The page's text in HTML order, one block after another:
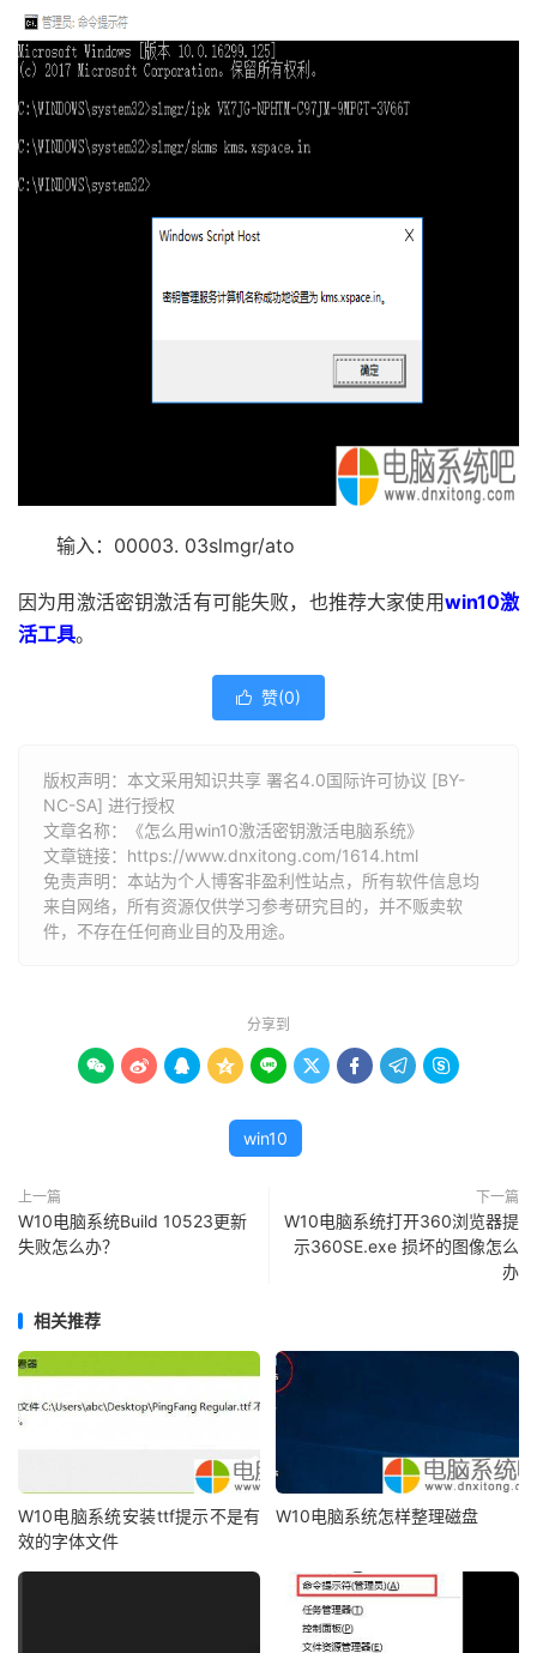
输入：00003. 03slmgr/ato
因为用激活密钥激活有可能失败，也推荐大家使用win10激
活工具。
 赞(0)
版权声明：本文采用知识共享 署名4.0国际许可协议 [BY-
NC-SA] 进行授权
文章名称：《怎么用win10激活密钥激活电脑系统》
文章链接： https://www.dnxitong.com/1614.html
免责声明：本站为个人博客非盈利性站点，所有软件信息均
来自网络，所有资源仅供学习参考研究目的，并不贩卖软
件，不存在任何商业目的及用途。
分享到
        
win10
上一篇
W10电脑系统Build 10523更新
失败怎么办？
下一篇
W10电脑系统打开360浏览器提
示360SE.exe 损坏的图像怎么
办
相关推荐
W10电脑系统安装ttf提示不是有
效的字体文件
W10电脑系统怎样整理磁盘